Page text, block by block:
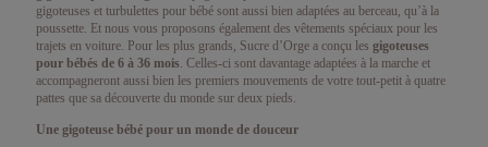
gigoteuses et turbulettes pour bébé sont aussi bien adaptées au berceau, qu’à la
poussette. Et nous vous proposons également des vêtements spéciaux pour les
trajets en voiture. Pour les plus grands, Sucre d’Orge a conçu les gigoteuses
pour bébés de 6 à 36 mois. Celles-ci sont davantage adaptées à la marche et
accompagneront aussi bien les premiers mouvements de votre tout-petit à quatre
pattes que sa découverte du monde sur deux pieds.
Une gigoteuse bébé pour un monde de douceur